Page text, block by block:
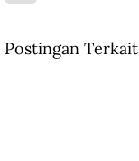
Postingan Terkait